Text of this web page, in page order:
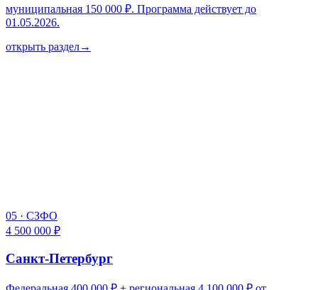
муниципальная 150 000 ₽. Программа действует до
01.05.2026.
открыть раздел→
05 · СЗФО
4 500 000 ₽
Санкт-Петербург